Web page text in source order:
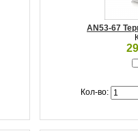
AN53-67
Кол-во: